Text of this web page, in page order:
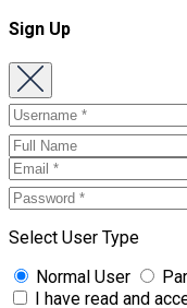
Sign Up
Select User Type
Normal User
I have read and